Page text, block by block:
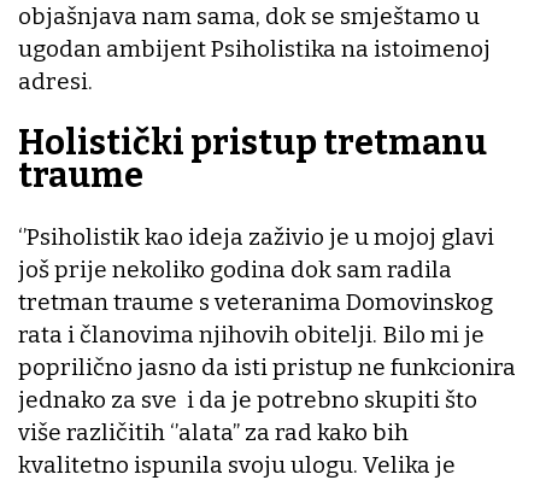
objašnjava nam sama, dok se smještamo u
ugodan ambijent Psiholistika na istoimenoj
adresi.
Holistički pristup tretmanu
traume
‘’Psiholistik kao ideja zaživio je u mojoj glavi
još prije nekoliko godina dok sam radila
tretman traume s veteranima Domovinskog
rata i članovima njihovih obitelji. Bilo mi je
poprilično jasno da isti pristup ne funkcionira
jednako za sve i da je potrebno skupiti što
više različitih ‘’alata’’ za rad kako bih
kvalitetno ispunila svoju ulogu. Velika je